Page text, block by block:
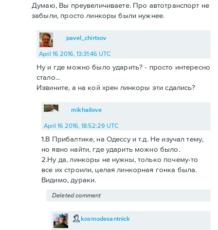
Думаю, Вы преувеличиваете. Про автотранспорт не
забыли, просто линкоры были нужнее.
pavel_chirtsov
April 16 2016, 13:31:46 UTC
Ну и где можно было ударить? - просто интересно
стало...
Извините, а на кой хрен линкоры эти сдались?
mikhailove
April 16 2016, 18:52:29 UTC
1.В Прибалтике, на Одессу и т.д. Не изучал тему,
но явно найти, где ударить можно было.
2.Ну да, линкоры не нужны, только почему-то
все их строили, целая линкорная гонка была.
Видимо, дураки.
Deleted comment
kosmodesantnick